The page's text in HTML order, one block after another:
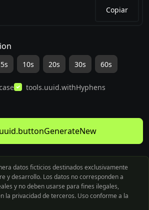
Copiar
5s 10s 20s 30s 60s
tools.uuid.withHyphens
datos ficticios destinados exclusivamente
y desarrollo. Los datos no corresponden a
y no deben usarse para fines ilegales,
la privacidad de terceros. Uso conforme a la